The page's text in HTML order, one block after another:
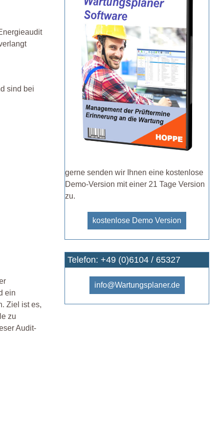
sind bei
ein
Ziel ist es,
zu
Audit-
gerne senden wir Ihnen eine kostenlose
Demo-Version mit einer 21 Tage Version
zu.
kostenlose Demo Version
Telefon: +49 (0)6104 / 65327
info@Wartungsplaner.de